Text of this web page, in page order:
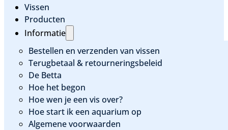
Vissen
Producten
Informatie
Bestellen en verzenden van vissen
Terugbetaal & retourneringsbeleid
De Betta
Hoe het begon
Hoe wen je een vis over?
Hoe start ik een aquarium op
Algemene voorwaarden